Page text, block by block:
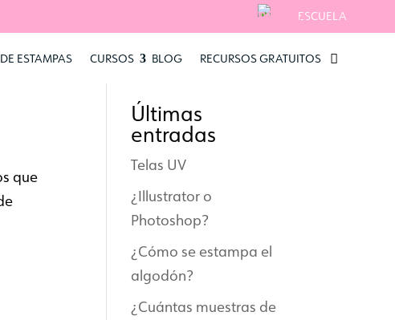
ESCUELA
ESTAMPAS CURSOS BLOG RECURSOS GRATUITOS
que
Buscar
Últimas
entradas
Telas UV
¿Illustrator o
Photoshop?
¿Cómo se estampa el
algodón?
¿Cuántas muestras de